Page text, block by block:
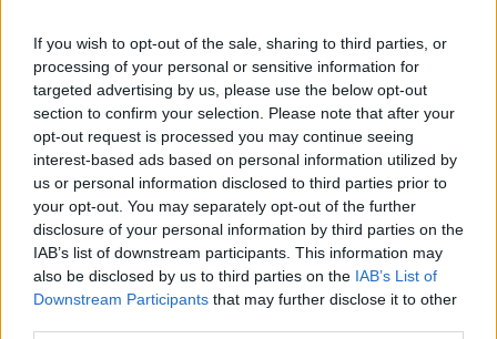
If you wish to opt-out of the sale, sharing to third parties, or
processing of your personal or sensitive information for
targeted advertising by us, please use the below opt-out
section to confirm your selection. Please note that after your
opt-out request is processed you may continue seeing
interest-based ads based on personal information utilized by
us or personal information disclosed to third parties prior to
your opt-out. You may separately opt-out of the further
disclosure of your personal information by third parties on the
IAB’s list of downstream participants. This information may
also be disclosed by us to third parties on the IAB’s List of
Downstream Participants that may further disclose it to other
Walmer
17 éve
@Acilles: 10 év múlva biztos így lesz, de a felhajtás
az egész playoffban, a döntőt is beleértve, a Caps-
Pensen volt a legnagyobb. És az MVP-t nem 10 év
múlva választják, hanem idén. De malkin benne van
a jelöltjeim között természetesen. Ha a pens nyer és
senki nem alkot kiemelkedőt a Joeban, akkor
malkiné. Egyértelmű.